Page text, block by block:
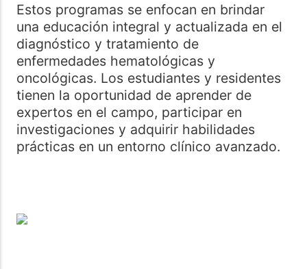
Estos programas se enfocan en brindar
una educación integral y actualizada en el
diagnóstico y tratamiento de
enfermedades hematológicas y
oncológicas. Los estudiantes y residentes
tienen la oportunidad de aprender de
expertos en el campo, participar en
investigaciones y adquirir habilidades
prácticas en un entorno clínico avanzado.